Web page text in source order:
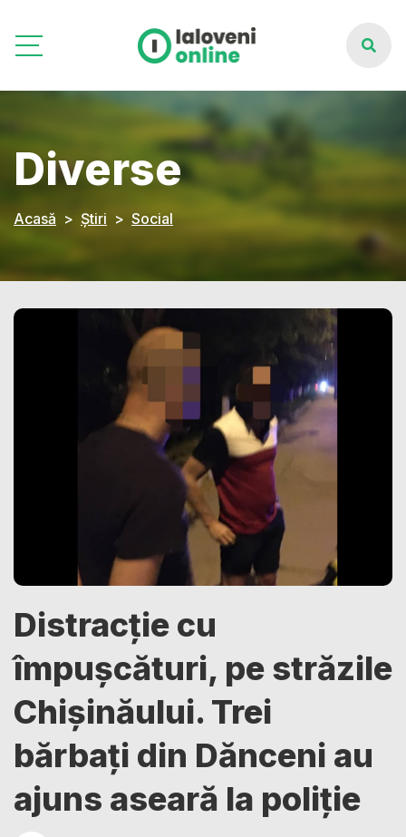
Diverse
Acasă Știri Social
Distracție cu
împușcături, pe străzile
Chișinăului. Trei
bărbați din Dănceni au
ajuns aseară la poliție